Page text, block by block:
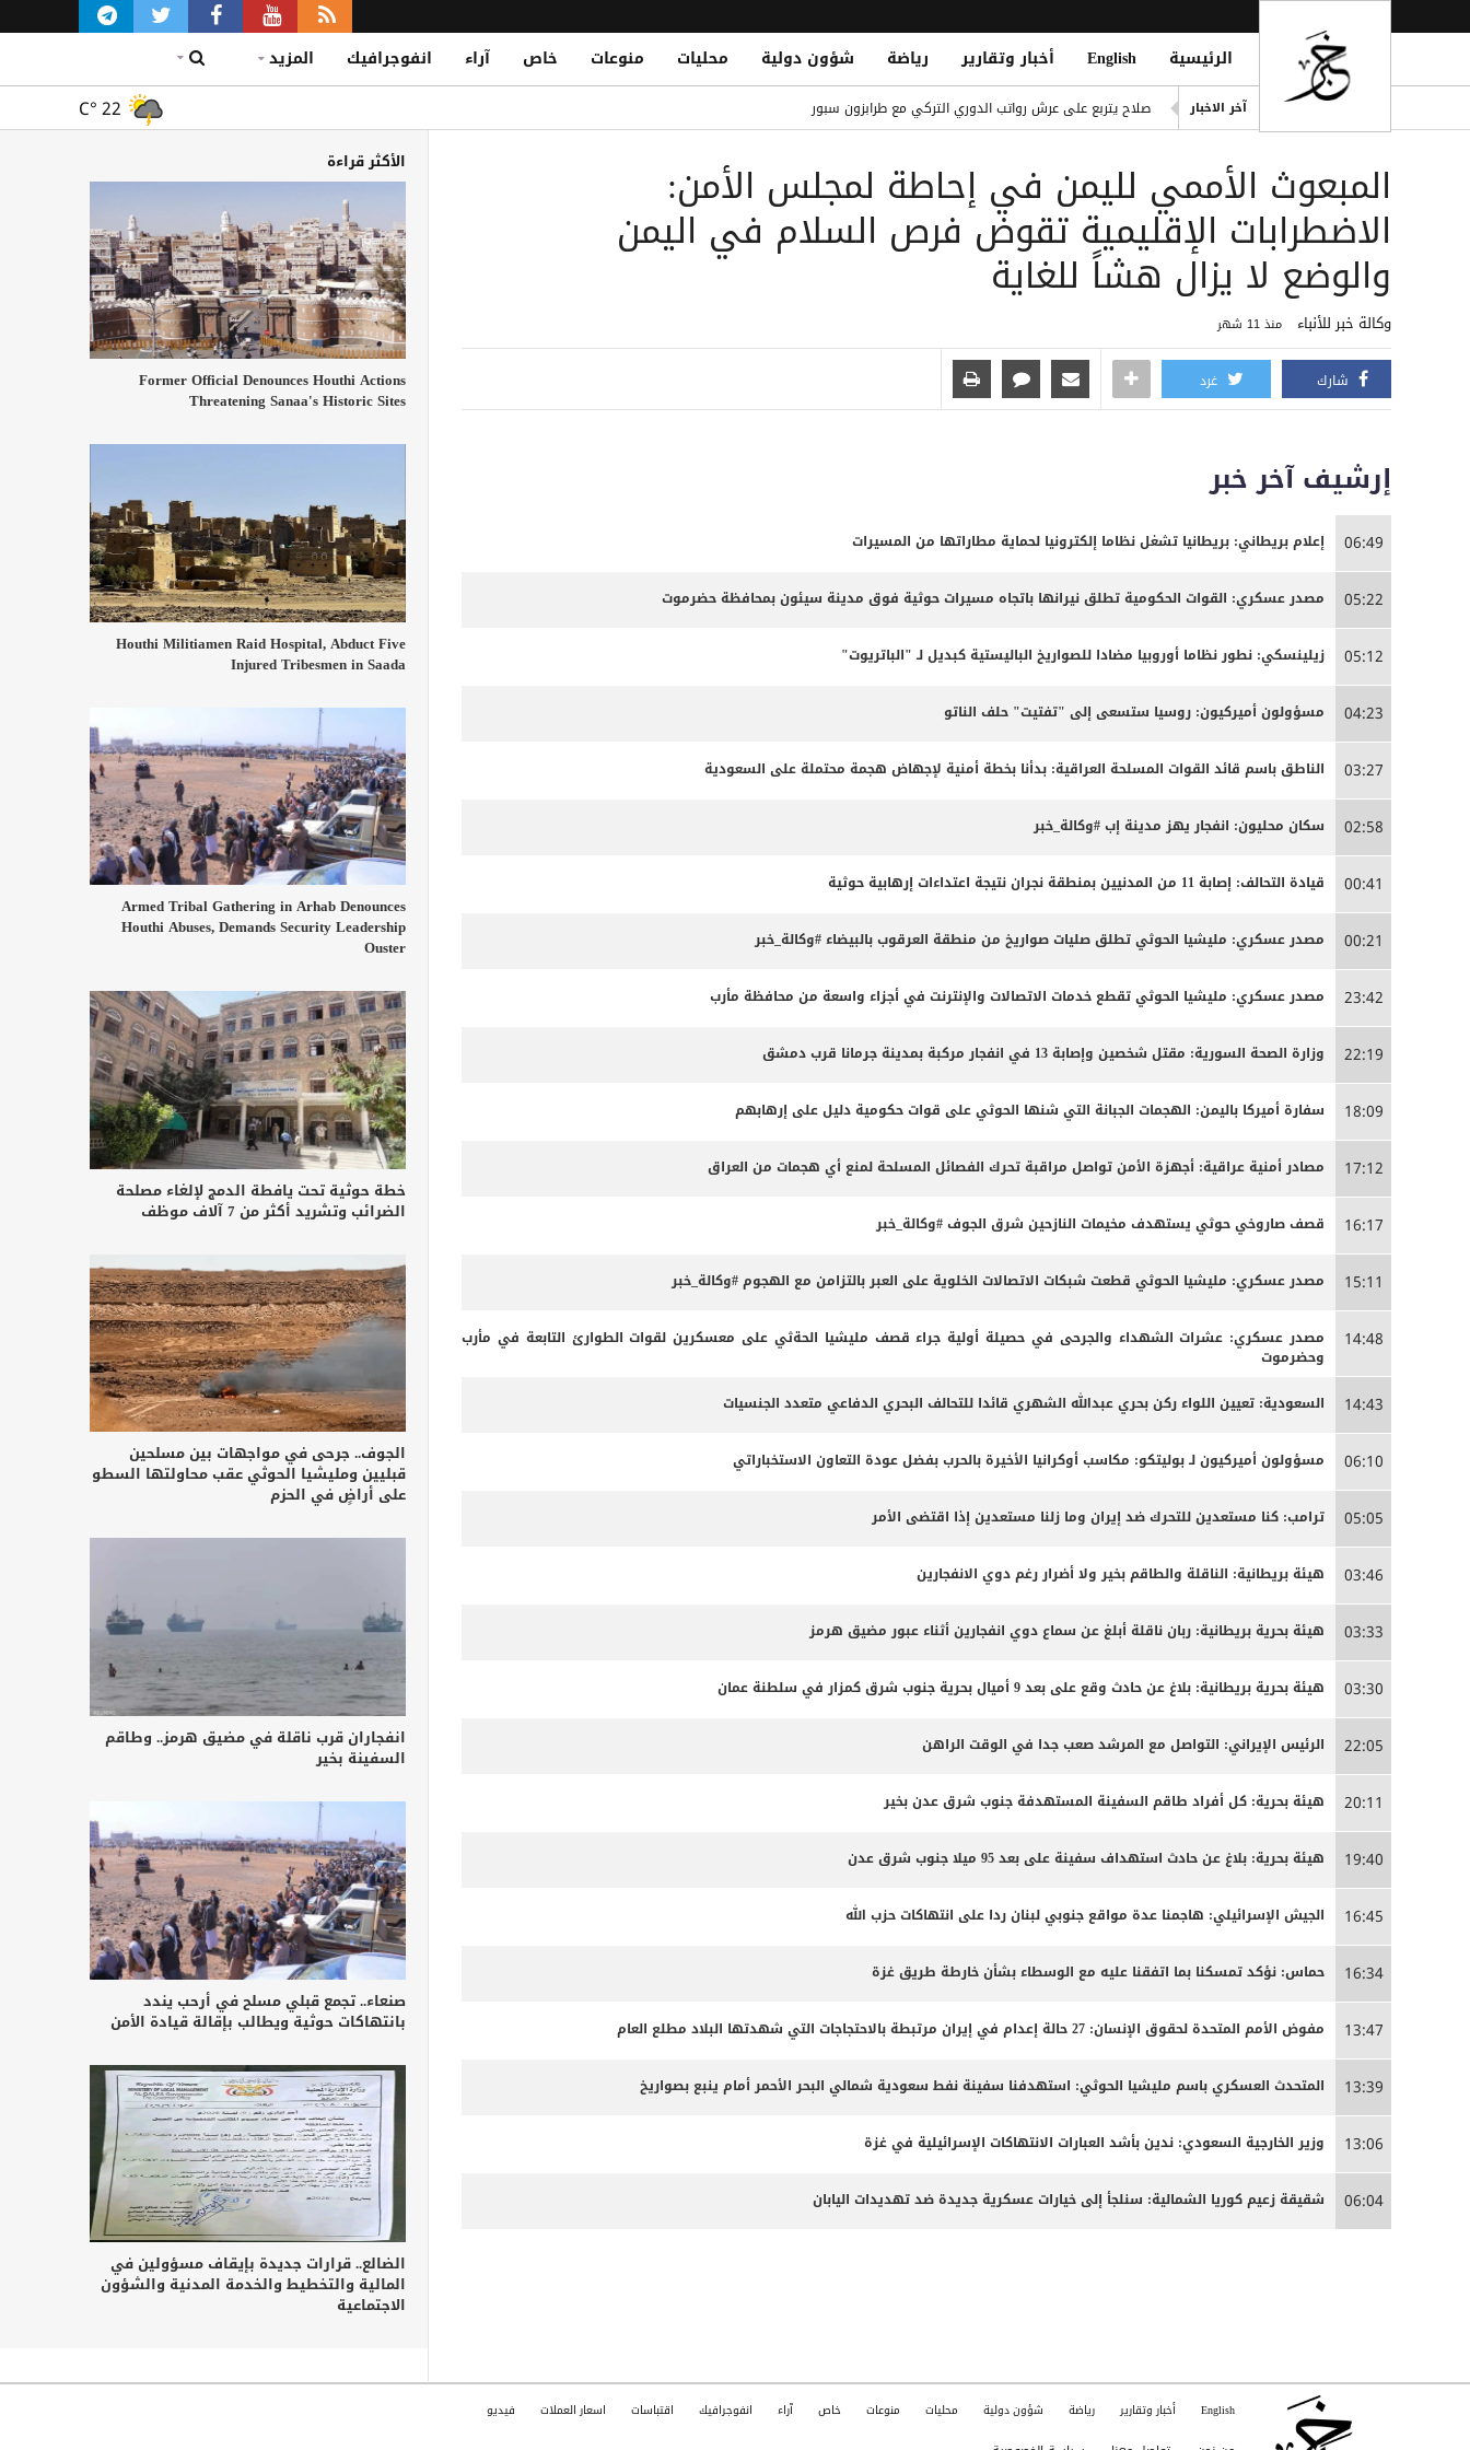
الرئيسية English أخبار وتقارير رياضة شؤون دولية محليات منوعات خاص آراء انفوجرافيك المزيد
آخر الاخبار
صلاح يتربع على عرش رواتب الدوري التركي مع طرابزون سبور
ديوماندي يكتب التاريخ: أغلى صفقة في تاريخ ريال مدريد ولايبزيج
Al-Qaeda Elements Reportedly Aided Houthi Attack on Marib Camp
انفراد| مصادر تكشف مشاركة عناصر من تنظيم القاعدة في الهجوم الحوثي على معسكر الرويك بمأرب
C° 22
المبعوث الأممي لليمن في إحاطة لمجلس الأمن:
الاضطرابات الإقليمية تقوض فرص السلام في اليمن
والوضع لا يزال هشاً للغاية
وكالة خبر للأنباء منذ 11 شهر
شارك غرد
إرشيف آخر خبر
06:49 إعلام بريطاني: بريطانيا تشغل نظاما إلكترونيا لحماية مطاراتها من المسيرات
05:22 مصدر عسكري: القوات الحكومية تطلق نيرانها باتجاه مسيرات حوثية فوق مدينة سيئون بمحافظة حضرموت
05:12 زيلينسكي: نطور نظاما أوروبيا مضادا للصواريخ الباليستية كبديل لـ "الباتريوت"
04:23 مسؤولون أميركيون: روسيا ستسعى إلى "تفتيت" حلف الناتو
03:27 الناطق باسم قائد القوات المسلحة العراقية: بدأنا بخطة أمنية لإجهاض هجمة محتملة على السعودية
02:58 سكان محليون: انفجار يهز مدينة إب #وكالة_خبر
00:41 قيادة التحالف: إصابة 11 من المدنيين بمنطقة نجران نتيجة اعتداءات إرهابية حوثية
00:21 مصدر عسكري: مليشيا الحوثي تطلق صليات صواريخ من منطقة العرقوب بالبيضاء #وكالة_خبر
23:42 مصدر عسكري: مليشيا الحوثي تقطع خدمات الاتصالات والإنترنت في أجزاء واسعة من محافظة مأرب
22:19 وزارة الصحة السورية: مقتل شخصين وإصابة 13 في انفجار مركبة بمدينة جرمانا قرب دمشق
18:09 سفارة أميركا باليمن: الهجمات الجبانة التي شنها الحوثي على قوات حكومية دليل على إرهابهم
17:12 مصادر أمنية عراقية: أجهزة الأمن تواصل مراقبة تحرك الفصائل المسلحة لمنع أي هجمات من العراق
16:17 قصف صاروخي حوثي يستهدف مخيمات النازحين شرق الجوف #وكالة_خبر
15:11 مصدر عسكري: مليشيا الحوثي قطعت شبكات الاتصالات الخلوية على العبر بالتزامن مع الهجوم #وكالة_خبر
14:48
مصدر عسكري: عشرات الشهداء والجرحى ‏في حصيلة أولية جراء قصف مليشيا الحةثي على معسكرين لقوات الطوارئ التابعة في مأرب
وحضرموت
14:43 السعودية: تعيين اللواء ركن بحري عبدالله الشهري قائدا للتحالف البحري الدفاعي متعدد الجنسيات
06:10 مسؤولون أميركيون لـ بوليتكو: مكاسب أوكرانيا الأخيرة بالحرب بفضل عودة التعاون الاستخباراتي
05:05 ترامب: كنا مستعدين للتحرك ضد إيران وما زلنا مستعدين إذا اقتضى الأمر
03:46 هيئة بريطانية: الناقلة والطاقم بخير ولا أضرار رغم دوي الانفجارين
03:33 هيئة بحرية بريطانية: ربان ناقلة أبلغ عن سماع دوي انفجارين أثناء عبور مضيق هرمز
03:30 هيئة بحرية بريطانية: بلاغ عن حادث وقع على بعد 9 أميال بحرية جنوب شرق كمزار في سلطنة عمان
22:05 الرئيس الإيراني: التواصل مع المرشد صعب جدا في الوقت الراهن
20:11 هيئة بحرية: كل أفراد طاقم السفينة المستهدفة جنوب شرق عدن بخير
19:40 هيئة بحرية: بلاغ عن حادث استهداف سفينة على بعد 95 ميلا جنوب شرق عدن
16:45 الجيش الإسرائيلي: هاجمنا عدة مواقع جنوبي لبنان ردا على انتهاكات حزب الله
16:34 حماس: نؤكد تمسكنا بما اتفقنا عليه مع الوسطاء بشأن خارطة طريق غزة
13:47 مفوض الأمم المتحدة لحقوق الإنسان: 27 حالة إعدام في إيران مرتبطة بالاحتجاجات التي شهدتها البلاد مطلع العام
13:39 المتحدث العسكري باسم مليشيا الحوثي: استهدفنا سفينة نفط سعودية شمالي البحر الأحمر أمام ينبع بصواريخ
13:06 وزير الخارجية السعودي: ندين بأشد العبارات الانتهاكات الإسرائيلية في غزة
06:04 شقيقة زعيم كوريا الشمالية: سنلجأ إلى خيارات عسكرية جديدة ضد تهديدات اليابان
الأكثر قراءة
Former Official Denounces Houthi Actions
Threatening Sanaa's Historic Sites
Houthi Militiamen Raid Hospital, Abduct Five
Injured Tribesmen in Saada
Armed Tribal Gathering in Arhab Denounces
Houthi Abuses, Demands Security Leadership
Ouster
خطة حوثية تحت يافطة الدمج لإلغاء مصلحة
الضرائب وتشريد أكثر من 7 آلاف موظف
الجوف.. جرحى في مواجهات بين مسلحين
قبليين ومليشيا الحوثي عقب محاولتها السطو
على أراضٍ في الحزم
انفجاران قرب ناقلة في مضيق هرمز.. وطاقم
السفينة بخير
صنعاء.. تجمع قبلي مسلح في أرحب يندد
بانتهاكات حوثية ويطالب بإقالة قيادة الأمن
الضالع.. قرارات جديدة بإيقاف مسؤولين في
المالية والتخطيط والخدمة المدنية والشؤون
الاجتماعية
English أخبار وتقارير رياضة شؤون دولية محليات منوعات خاص آراء انفوجرافيك اقتباسات اسعار العملات فيديو